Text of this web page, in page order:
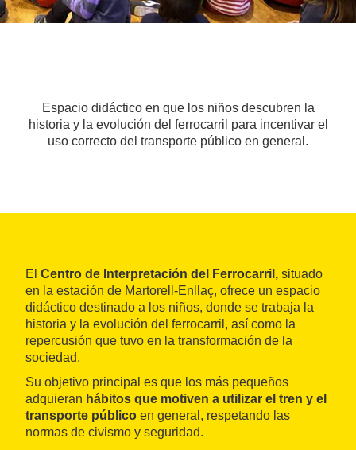
Espacio didáctico en que los niños descubren la
historia y la evolución del ferrocarril para incentivar el
uso correcto del transporte público en general.
El Centro de Interpretación del Ferrocarril, situado
en la estación de Martorell-Enllaç, ofrece un espacio
didáctico destinado a los niños, donde se trabaja la
historia y la evolución del ferrocarril, así como la
repercusión que tuvo en la transformación de la
sociedad.
Su objetivo principal es que los más pequeños
adquieran hábitos que motiven a utilizar el tren y el
transporte público en general, respetando las
normas de civismo y seguridad.